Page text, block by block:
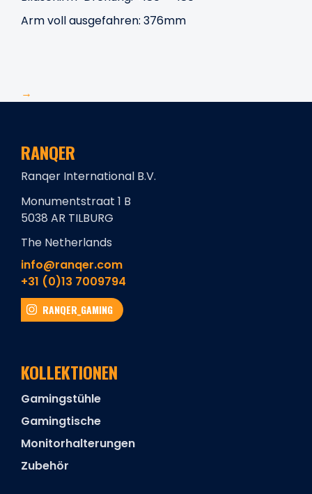
Arm voll ausgefahren: 376mm
→
RANQER
Ranqer International B.V.
Monumentstraat 1 B
5038 AR TILBURG
The Netherlands
info@ranqer.com
+31 (0)13 7009794
RANQER_GAMING
KOLLEKTIONEN
Gamingstühle
Gamingtische
Monitorhalterungen
Zubehör